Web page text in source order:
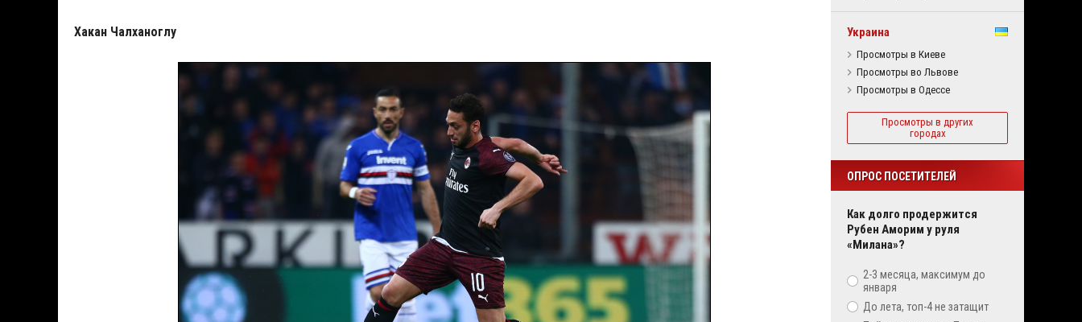
Хакан Чалханоглу Украина
Просмотры в Киеве
Просмотры во Львове
Просмотры в Одессе
Просмотры в других
городах
ОПРОС ПОСЕТИТЕЛЕЙ
Как долго продержится
Рубен Аморим у руля
«Милана»?
2-3 месяца, максимум до
января
До лета, топ-4 не затащит